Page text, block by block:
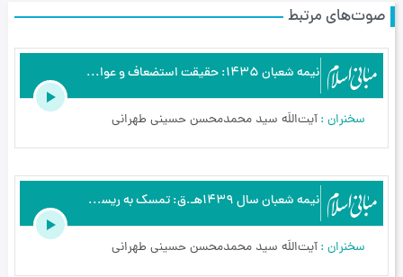
صوت‌های مرتبط
نیمه شعبان 1435: حقیقت استضعاف و عوامل زمینه‌ساز ظهور حضرت بقیةاللَه عجل اللَه فرجه - مبانی اسلام - نیمه شعبان - ج9
سخنران آیت‌اللَه سید محمدمحسن حسینی طهرانی
نیمه شعبان سال 1439هـ.ق: تمسک به ریسمان الهی به‌واسطۀ التجاء به حقیقت ولایت - مبانی اسلام - نیمه شعبان - ج11
سخنران آیت‌اللَه سید محمدمحسن حسینی طهرانی